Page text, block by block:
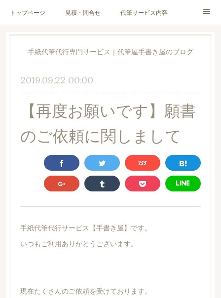
トップページ 見積・問合せ 代筆サービス内容
料金表 代筆サンプル 手紙文章作成代行サービス
ブログ お客様の声
Instagram
手紙代筆代行専門サービス｜代筆屋手書き屋のブログ
2019.09.22 00:00
【再度お願いです】願書
のご依頼に関しまして
手紙代筆代行サービス【手書き屋】です。
いつもご利用ありがとうございます。
現在たくさんのご依頼を受けております。